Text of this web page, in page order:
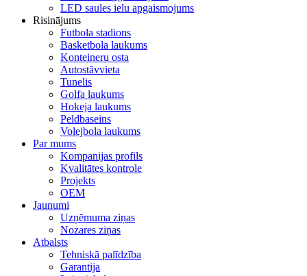
LED saules ielu apgaismojums
Risinājums
Futbola stadions
Basketbola laukums
Konteineru osta
Autostāvvieta
Tunelis
Golfa laukums
Hokeja laukums
Peldbaseins
Volejbola laukums
Par mums
Kompanijas profils
Kvalitātes kontrole
Projekts
OEM
Jaunumi
Uzņēmuma ziņas
Nozares ziņas
Atbalsts
Tehniskā palīdzība
Garantija